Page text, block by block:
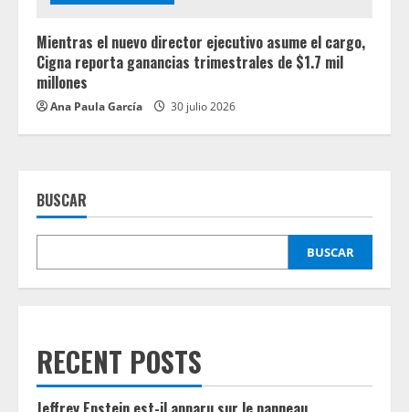
Mientras el nuevo director ejecutivo asume el cargo,
Cigna reporta ganancias trimestrales de $1.7 mil
millones
Ana Paula García 30 julio 2026
BUSCAR
BUSCAR
RECENT POSTS